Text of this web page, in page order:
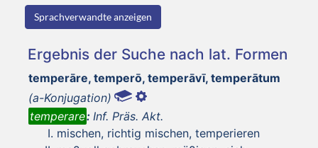
Sprachverwandte anzeigen
Ergebnis der Suche nach lat. Formen
temperāre, temperō, temperāvī, temperātum
(a-Konjugation)
temperare: Inf. Präs. Akt.
mischen, richtig mischen, temperieren